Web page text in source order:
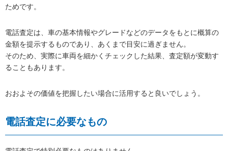
ためです。
電話査定は、車の基本情報やグレードなどのデータをもとに概算の
金額を提示するものであり、あくまで目安に過ぎません。
そのため、実際に車両を細かくチェックした結果、査定額が変動す
ることもあります。
おおよその価値を把握したい場合に活用すると良いでしょう。
電話査定に必要なもの